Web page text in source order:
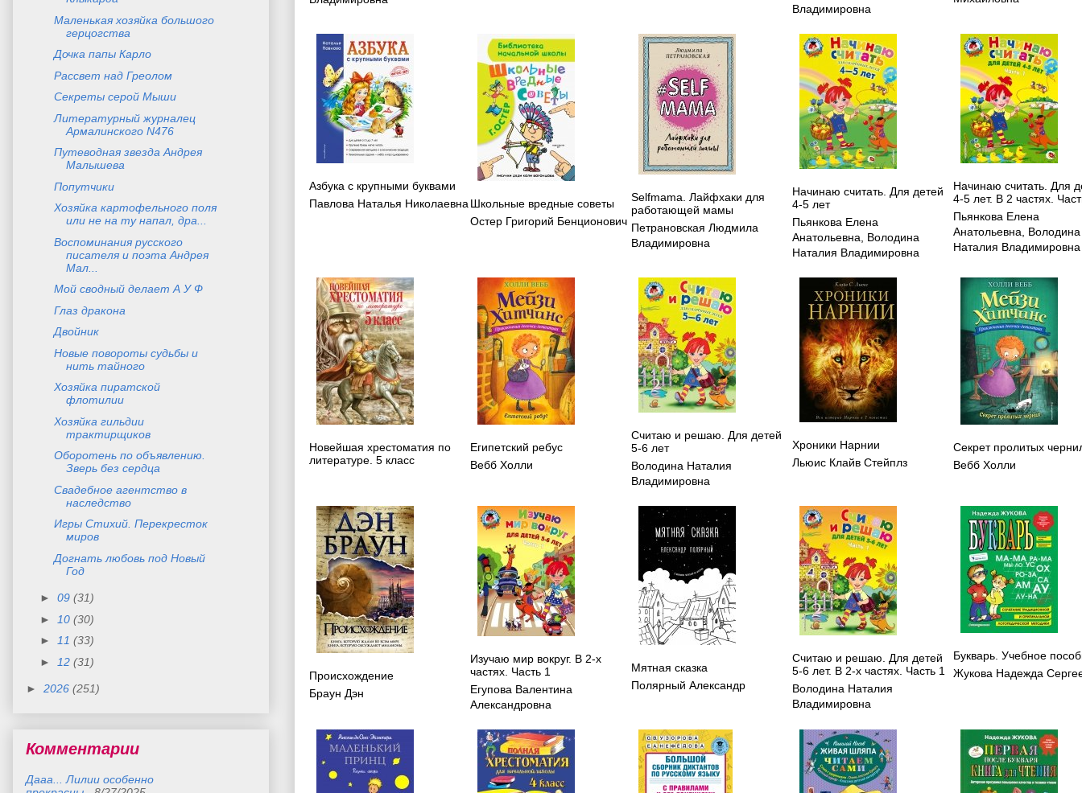
Владимировна
Азбука с крупными буквами
Павлова Наталья Николаевна Школьные вредные советы
Остер Григорий Бенционович
Selfmama. Лайфхаки для
работающей мамы
Петрановская Людмила
Владимировна
Начинаю считать. Для детей
4-5 лет
Пьянкова Елена
Анатольевна
Володина
Наталия Владимировна
Начинаю считать. Для
4-5 лет. В 2 частях.
Пьянкова Елена
Анатольевна
Володина
Наталия Владимировна
Новейшая хрестоматия по
литературе. 5 класс
Египетский ребус
Вебб Холли
Считаю и решаю. Для детей
5-6 лет
Володина Наталия
Владимировна
Хроники Нарнии
Льюис Клайв Стейплз
Секрет пролитых
Вебб Холли
Происхождение
Браун Дэн
Изучаю мир вокруг. В 2-х
частях. Часть 1
Егупова Валентина
Александровна
Мятная сказка
Полярный Александр
Считаю и решаю. Для детей
5-6 лет. В 2-х частях. Часть 1
Володина Наталия
Владимировна
Букварь. Учебное
Жукова Надежда
Маленькая хозяйка большого
герцогства
Дочка папы Карло
Рассвет над Греолом
Секреты серой Мыши
Литературный журналец
Армалинского N476
Путеводная звезда Андрея
Малышева
Попутчики
Хозяйка картофельного поля
или не на ту напал, дра...
Воспоминания русского
писателя и поэта Андрея
Мал...
Мой сводный делает А У Ф
Глаз дракона
Двойник
Новые повороты судьбы и
нить тайного
Хозяйка пиратской
флотилии
Хозяйка гильдии
трактирщиков
Оборотень по объявлению.
Зверь без сердца
Свадебное агентство в
наследство
Игры Стихий. Перекресток
миров
Догнать любовь под Новый
Год
► 09 (31)
►
10 (30)
►
11 (33)
►
12 (31)
► 2026 (251)
Комментарии
Дааа... Лилии особенно